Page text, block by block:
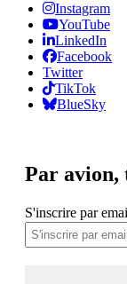
Instagram
YouTube
LinkedIn
Facebook
Twitter
TikTok
BlueSky
Par avion,
S'inscrire par